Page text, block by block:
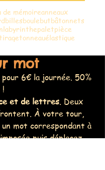
de mémoireanneaux
billesboulebutbâtonnets
labyrinthepaletpièce
tonneauélastique
mot
6€ la journée. 50%
et de lettres. Deux
À votre tour,
mot correspondant à
puis déplacez